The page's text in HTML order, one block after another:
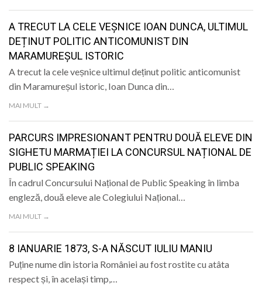
A TRECUT LA CELE VEȘNICE IOAN DUNCA, ULTIMUL
DEȚINUT POLITIC ANTICOMUNIST DIN
MARAMUREȘUL ISTORIC
A trecut la cele veșnice ultimul deținut politic anticomunist
din Maramureșul istoric, Ioan Dunca din…
MAI MULT →
PARCURS IMPRESIONANT PENTRU DOUĂ ELEVE DIN
SIGHETU MARMAȚIEI LA CONCURSUL NAȚIONAL DE
PUBLIC SPEAKING
În cadrul Concursului Național de Public Speaking în limba
engleză, două eleve ale Colegiului Național…
MAI MULT →
8 IANUARIE 1873, S-A NĂSCUT IULIU MANIU
Puține nume din istoria României au fost rostite cu atâta
respect și, în același timp,…